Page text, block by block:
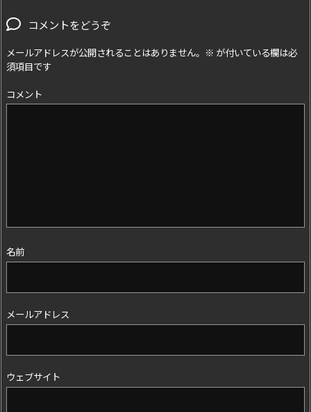
コメントをどうぞ
メールアドレスが公開されることはありません。 ※ が付いている欄は必
須項目です
コメント
名前
メールアドレス
ウェブサイト